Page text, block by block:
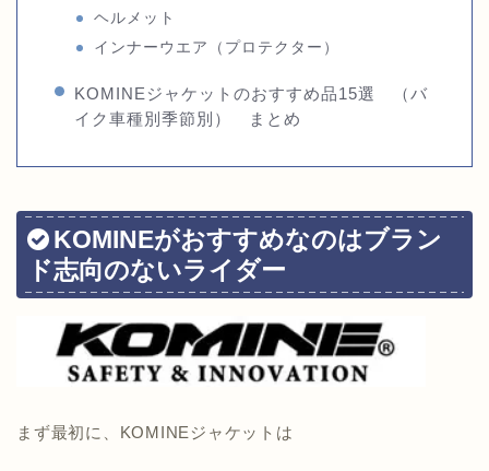
ヘルメット
インナーウエア（プロテクター）
KOMINEジャケットのおすすめ品15選 （バ
イク車種別季節別） まとめ
KOMINEがおすすめなのはブラン
ド志向のないライダー
まず最初に、KOMINEジャケットは